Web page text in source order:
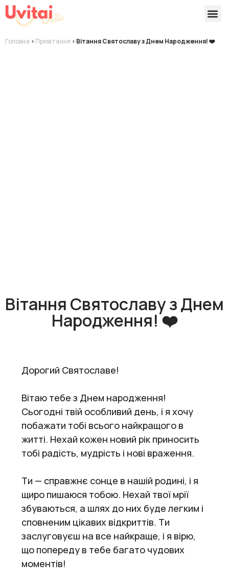
Головна > Привітання > Вітання Святославу з Днем Народження! ❤️
Вітання Святославу з Днем
Народження! ❤️
Дорогий Святославе!
Вітаю тебе з Днем народження!
Сьогодні твій особливий день, і я хочу
побажати тобі всього найкращого в
житті. Нехай кожен новий рік приносить
тобі радість, мудрість і нові враження.
Ти — справжнє сонце в нашій родині, і я
щиро пишаюся тобою. Нехай твої мрії
збуваються, а шлях до них буде легким і
сповненим цікавих відкриттів. Ти
заслуговуєш на все найкраще, і я вірю,
що попереду в тебе багато чудових
моментів!